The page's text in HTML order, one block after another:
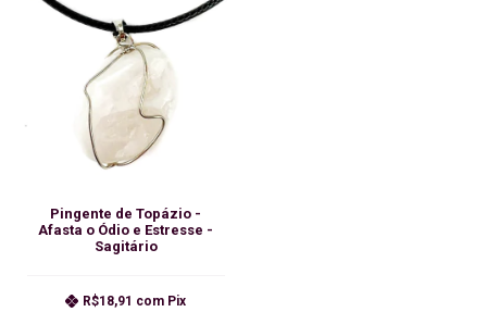
Pingente de Topázio -
Afasta o Ódio e Estresse -
Sagitário
R$18,91 com Pix